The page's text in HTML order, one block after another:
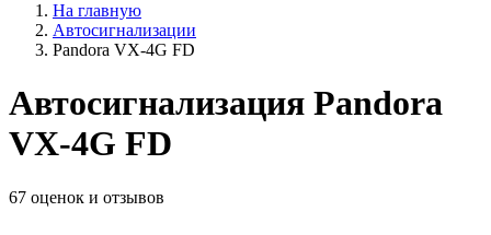
На главную
Автосигнализации
Pandora VX-4G FD
Автосигнализация Pandora
VX-4G FD
67 оценок и отзывов